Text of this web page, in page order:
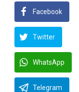
Facebook
Twitter
WhatsApp
Telegram